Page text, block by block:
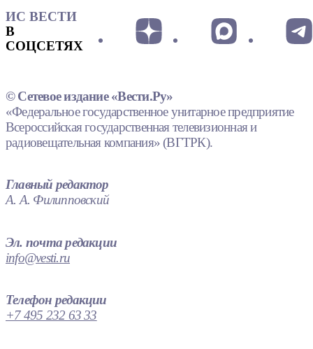
ИС ВЕСТИ
В
СОЦСЕТЯХ
© Сетевое издание «Вести.Ру»
«Федеральное государственное унитарное предприятие
Всероссийская государственная телевизионная и
радиовещательная компания» (ВГТРК).
Главный редактор
А. А. Филипповский
Эл. почта редакции
info@vesti.ru
Телефон редакции
+7 495 232 63 33